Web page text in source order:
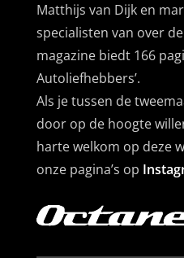
Matthijs van Dijk en
specialisten van over
magazine biedt 166
Autoliefhebbers’.
Als je tussen de
door op de hoogte
harte welkom op deze
onze pagina’s op